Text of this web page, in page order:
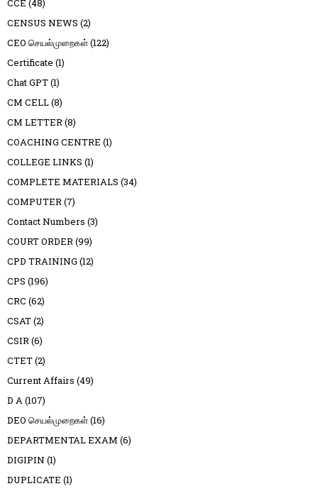
CCE (48)
CENSUS NEWS (2)
CEO செயல்முறைகள்(122)
Certificate (1)
Chat GPT(1)
CM CELL(8)
CM LETTER(8)
COACHING CENTRE (1)
COLLEGE LINKS (1)
COMPLETE MATERIALS (34)
COMPUTER(7)
Contact Numbers (3)
COURT ORDER(99)
CPD TRAINING (12)
CPS (196)
CRC (62)
CSAT(2)
CSIR(6)
CTET(2)
Current Affairs (49)
D A(107)
DEO செயல்முறைகள்(16)
DEPARTMENTAL EXAM (6)
DIGIPIN (1)
DUPLICATE (1)